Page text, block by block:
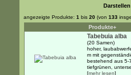
angezeigte Produkte: 1 bis 20 (von 133
Produkte+
Tabebuia alba
(20 Samen)
hoher,
m mit
bestehend aus 5-
tiefgrünen,
[mehr lesen]